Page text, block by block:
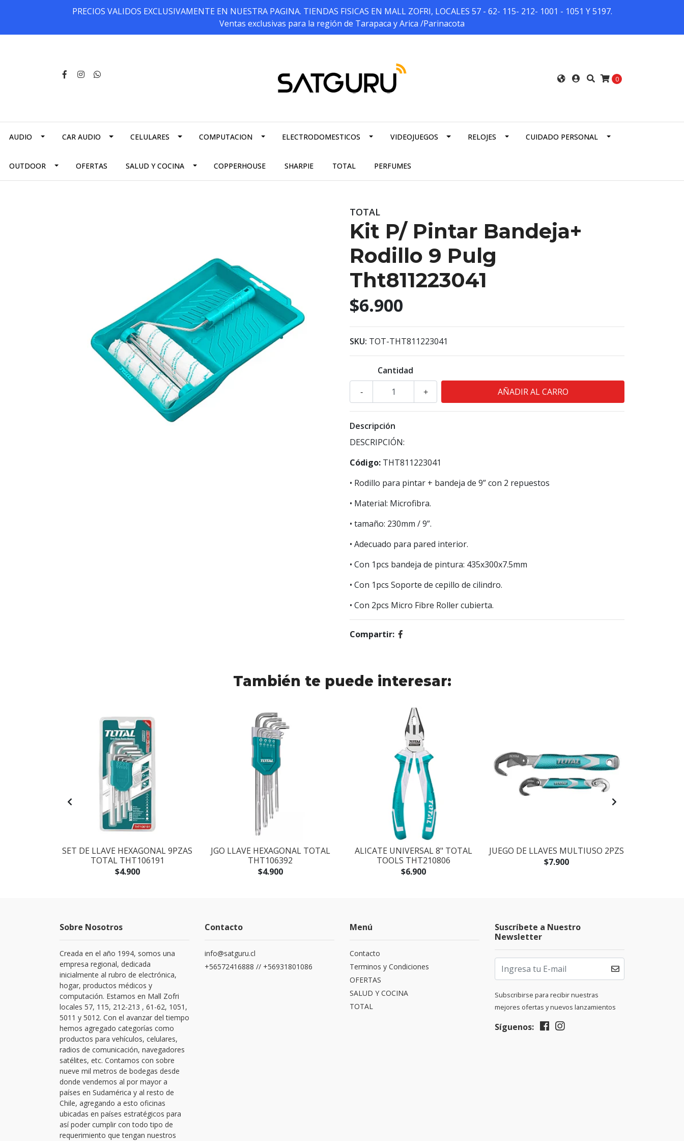
PRECIOS VALIDOS EXCLUSIVAMENTE EN NUESTRA PAGINA. TIENDAS FISICAS EN MALL ZOFRI, LOCALES 57 - 62- 115- 212- 1001 - 1051 Y 5197.
Ventas exclusivas para la región de Tarapaca y Arica /Parinacota
0
AUDIO CAR AUDIO CELULARES COMPUTACION ELECTRODOMESTICOS VIDEOJUEGOS RELOJES CUIDADO PERSONAL
OUTDOOR OFERTAS SALUD Y COCINA COPPERHOUSE SHARPIE TOTAL PERFUMES
TOTAL
Kit P/ Pintar Bandeja+
Rodillo 9 Pulg
Tht811223041
$6.900
SKU: TOT-THT811223041
Cantidad
+
-
Descripción
DESCRIPCIÓN:
Código: THT811223041
• Rodillo para pintar + bandeja de 9” con 2 repuestos
• Material: Microfibra.
• tamaño: 230mm / 9”.
• Adecuado para pared interior.
• Con 1pcs bandeja de pintura: 435x300x7.5mm
• Con 1pcs Soporte de cepillo de cilindro.
• Con 2pcs Micro Fibre Roller cubierta.
Compartir:
También te puede interesar:
SET DE LLAVE HEXAGONAL 9PZAS
TOTAL THT106191
$4.900
JGO LLAVE HEXAGONAL TOTAL
THT106392
$4.900
ALICATE UNIVERSAL 8" TOTAL
TOOLS THT210806
$6.900
JUEGO DE LLAVES MULTIUSO 2PZS
$7.900
Sobre Nosotros
Creada en el año 1994, somos una
empresa regional, dedicada
inicialmente al rubro de electrónica,
hogar, productos médicos y
computación. Estamos en Mall Zofri
locales 57, 115, 212-213 , 61-62, 1051,
5011 y 5012. Con el avanzar del tiempo
hemos agregado categorías como
productos para vehículos, celulares,
radios de comunicación, navegadores
satélites, etc. Contamos con sobre
nueve mil metros de bodegas desde
donde vendemos al por mayor a
países en Sudamérica y al resto de
Chile, agregando a esto oficinas
ubicadas en países estratégicos para
así poder cumplir con todo tipo de
requerimiento que tengan nuestros
Contacto
info@satguru.cl
+56572416888 // +56931801086
Menú
Contacto
Terminos y Condiciones
OFERTAS
SALUD Y COCINA
TOTAL
Suscríbete a Nuestro
Newsletter
Subscribirse para recibir nuestras
mejores ofertas y nuevos lanzamientos
Síguenos: